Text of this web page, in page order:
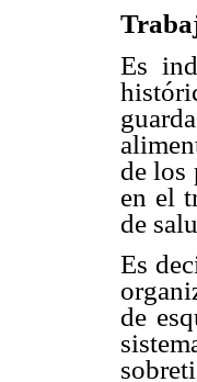
Es
de los
en el
de
Es
de